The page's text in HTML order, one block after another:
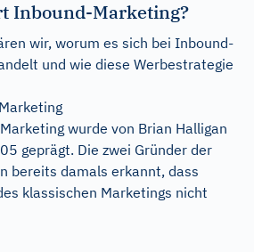
Inbound-Marketing?
wir, worum es sich bei Inbound-
und wie diese Werbestrategie
wurde von Brian Halligan
geprägt. Die zwei Gründer der
bereits damals erkannt, dass
klassischen Marketings nicht